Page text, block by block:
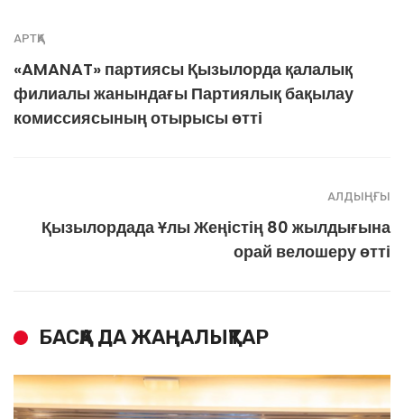
АРТҚА
«AMANAT» партиясы Қызылорда қалалық
филиалы жанындағы Партиялық бақылау
комиссиясының отырысы өтті
АЛДЫҢҒЫ
Қызылордада Ұлы Жеңістің 80 жылдығына
орай велошеру өтті
БАСҚА ДА ЖАҢАЛЫҚТАР